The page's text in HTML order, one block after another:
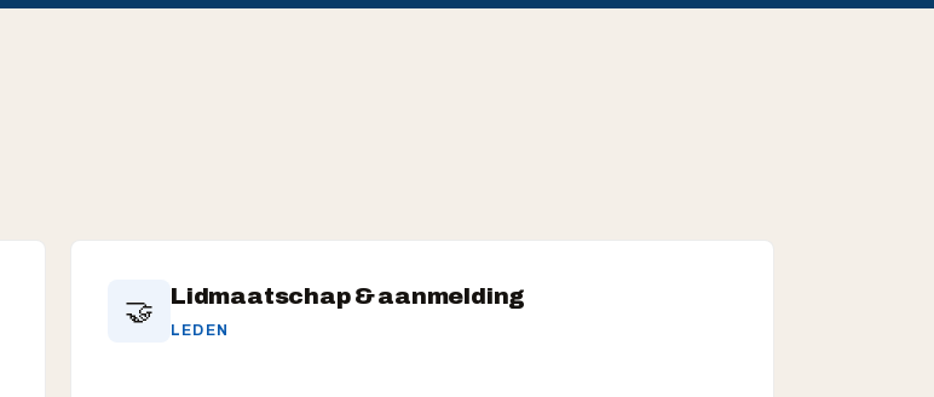
🤝 Lidmaatschap & aanmelding
LEDEN